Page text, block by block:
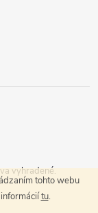
tohto webu
tu.
vyhradené.